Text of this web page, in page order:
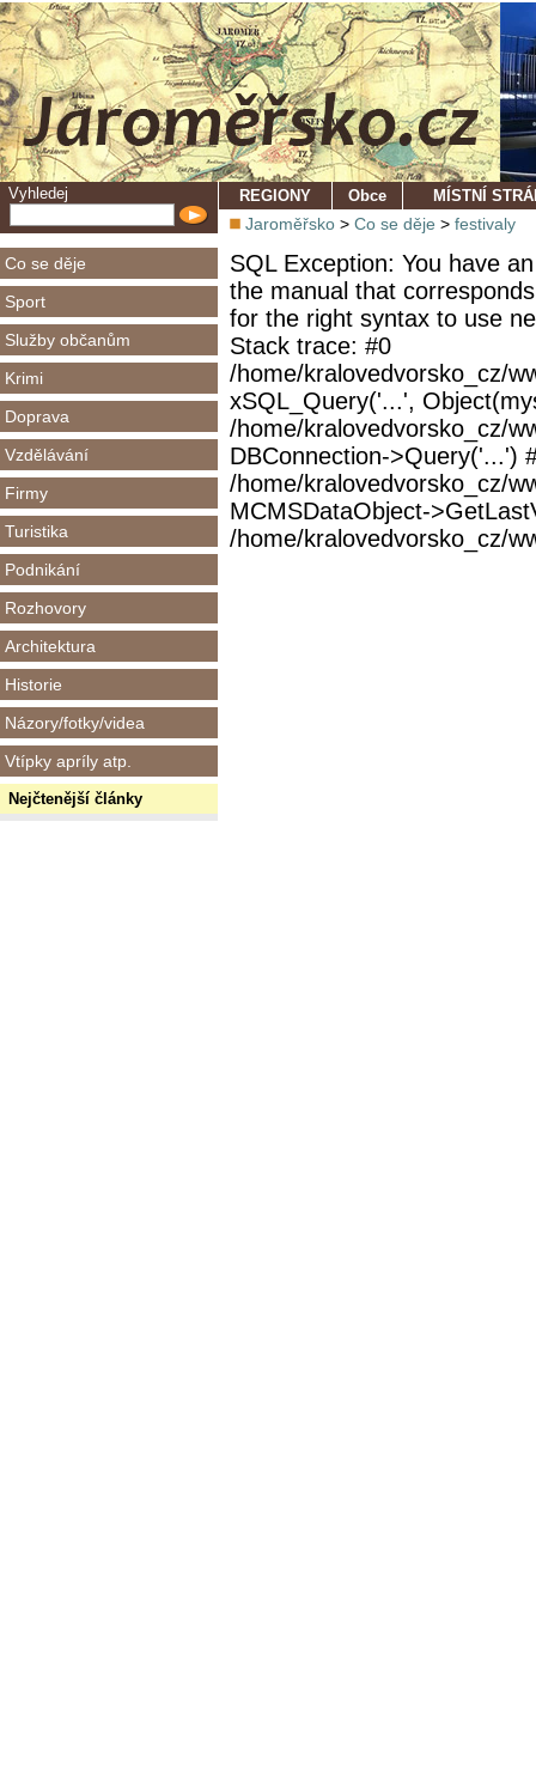
Vyhledej
Co se děje
Sport
Služby občanům
Krimi
Doprava
Vzdělávání
Firmy
Turistika
Podnikání
Rozhovory
Architektura
Historie
Názory/fotky/videa
Vtípky apríly atp.
Nejčtenější články
REGIONY Obce MÍSTNÍ
Jaroměřsko > Co se děje > festivaly
SQL Exception: You have
the manual that
for the right syntax to use
Stack trace: #0
/home/kralovedvorsko_cz/
xSQL_Query('...',
/home/kralovedvorsko_cz/
DBConnection->Query('...')
/home/kralovedvorsko_cz/
MCMSDataObject-
/home/kralovedvorsko_cz/